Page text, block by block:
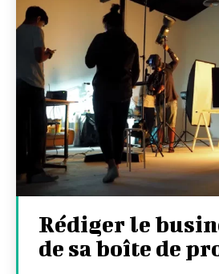
Rédiger le
de sa boîte de